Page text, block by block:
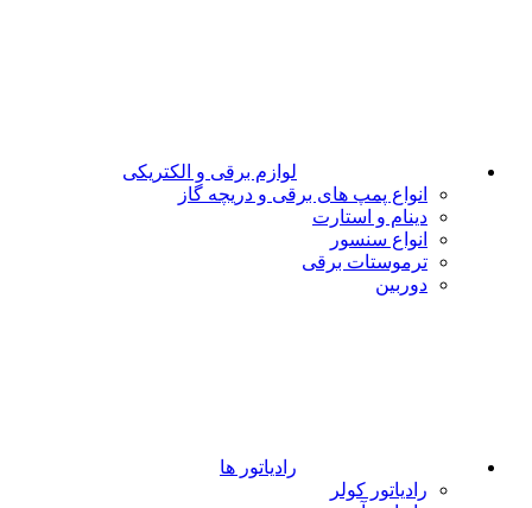
لوازم برقی و الکتریکی
انواع پمپ های برقی و دریچه گاز
دینام و استارت
انواع سنسور
ترموستات برقی
دوربین
رادیاتور ها
رادیاتور کولر